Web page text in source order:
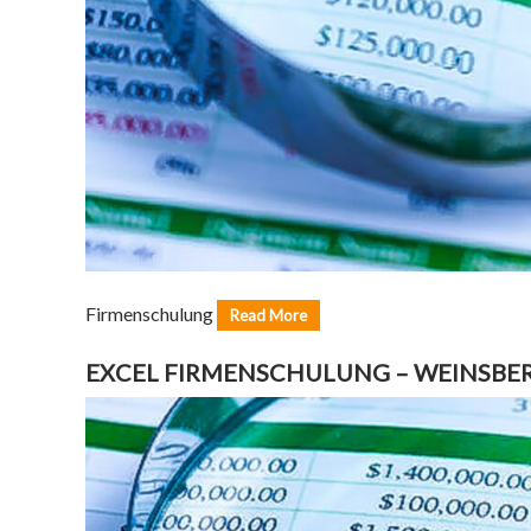
Firmenschulung Read More
EXCEL FIRMENSCHULUNG –